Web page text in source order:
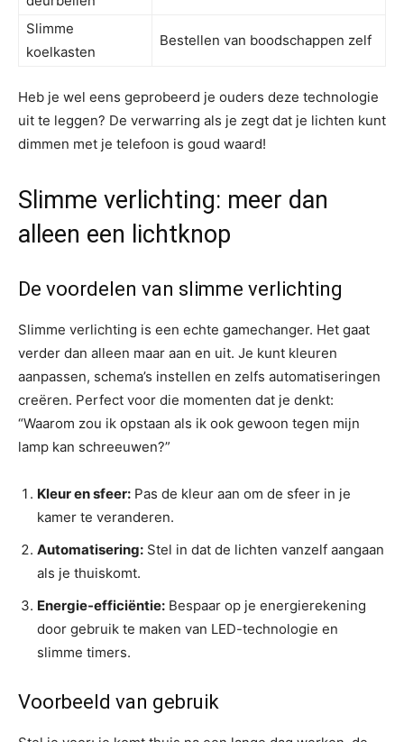
Slimme
koelkasten
Bestellen van boodschappen zelf
Heb je wel eens geprobeerd je ouders deze technologie
uit te leggen? De verwarring als je zegt dat je lichten kunt
dimmen met je telefoon is goud waard!
Slimme verlichting: meer dan
alleen een lichtknop
De voordelen van slimme verlichting
Slimme verlichting is een echte gamechanger. Het gaat
verder dan alleen maar aan en uit. Je kunt kleuren
aanpassen, schema’s instellen en zelfs automatiseringen
creëren. Perfect voor die momenten dat je denkt:
“Waarom zou ik opstaan als ik ook gewoon tegen mijn
lamp kan schreeuwen?”
Kleur en sfeer: Pas de kleur aan om de sfeer in je
kamer te veranderen.
Automatisering: Stel in dat de lichten vanzelf aangaan
als je thuiskomt.
Energie-efficiëntie: Bespaar op je energierekening
door gebruik te maken van LED-technologie en
slimme timers.
Voorbeeld van gebruik